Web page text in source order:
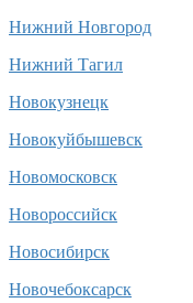
Нижний Новгород
Нижний Тагил
Новокузнецк
Новокуйбышевск
Новомосковск
Новороссийск
Новосибирск
Новочебоксарск